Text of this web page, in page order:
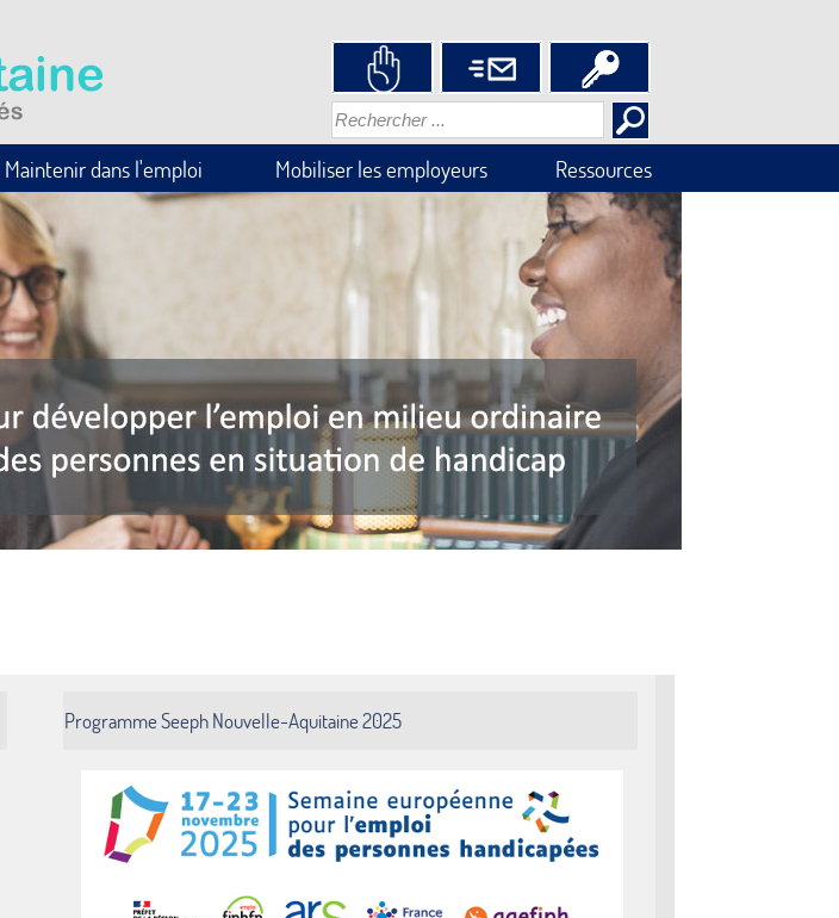
Maintenir dans l'emploi Mobiliser les employeurs Ressources
Programme Seeph Nouvelle-Aquitaine 2025